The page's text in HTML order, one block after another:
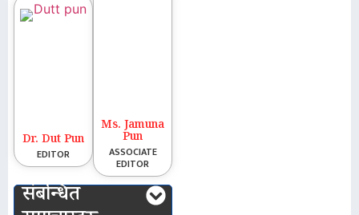
Dr. Dut Pun
EDITOR
Ms. Jamuna
Pun
ASSOCIATE
EDITOR
संबन्धित